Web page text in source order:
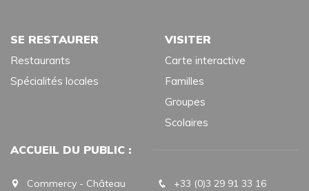
SE RESTAURER
Restaurants
Spécialités locales
VISITER
Carte interactive
Familles
Groupes
Scolaires
ACCUEIL DU PUBLIC :
Commercy - Château
+33 (0)3 29 91 33 16